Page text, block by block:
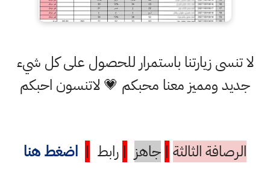
لا تنسى زيارتنا باستمرار للحصول على كل شيء
جديد ومميز معنا محبكم 💗 لاتنسون احبكم
الرصافة الثالثة | جاهز | رابط | اضغط هنا